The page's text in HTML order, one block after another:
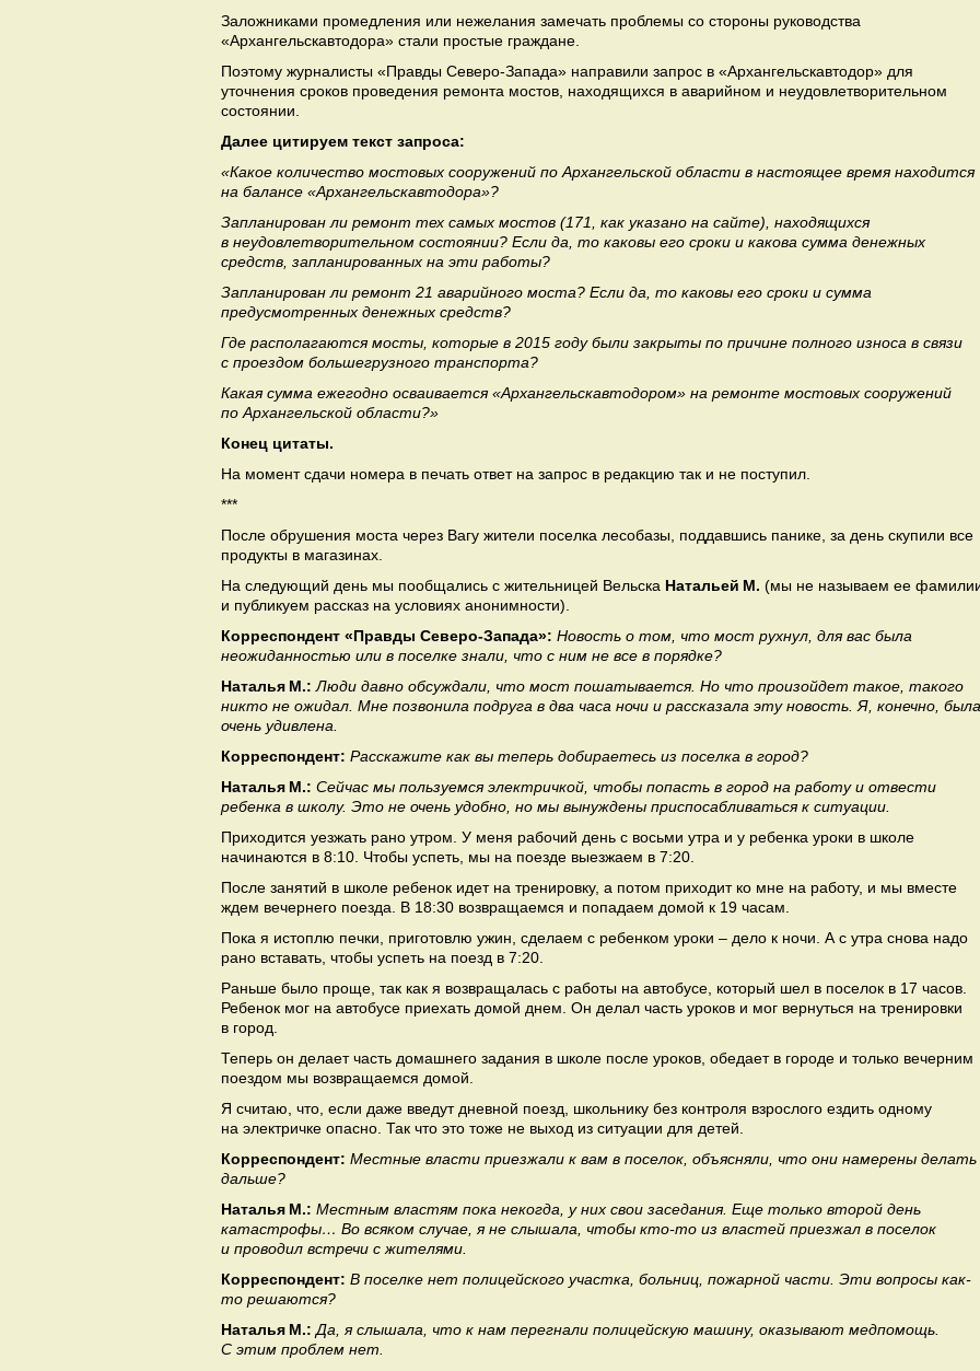
Заложниками промедления или нежелания замечать проблемы со стороны руководства
«Архангельскавтодора» стали простые граждане.
Поэтому журналисты «Правды Северо-Запада» направили запрос в «Архангельскавтодор» для
уточнения сроков проведения ремонта мостов, находящихся в аварийном и неудовлетворительном
состоянии.
Далее цитируем текст запроса:
«Какое количество мостовых сооружений по Архангельской области в настоящее время находится
на балансе «Архангельскавтодора»?
Запланирован ли ремонт тех самых мостов (171, как указано на сайте), находящихся
в неудовлетворительном состоянии? Если да, то каковы его сроки и какова сумма денежных
средств, запланированных на эти работы?
Запланирован ли ремонт 21 аварийного моста? Если да, то каковы его сроки и сумма
предусмотренных денежных средств?
Где располагаются мосты, которые в 2015 году были закрыты по причине полного износа в связи
с проездом большегрузного транспорта?
Какая сумма ежегодно осваивается «Архангельскавтодором» на ремонте мостовых сооружений
по Архангельской области?»
Конец цитаты.
На момент сдачи номера в печать ответ на запрос в редакцию так и не поступил.
***
После обрушения моста через Вагу жители поселка лесобазы, поддавшись панике, за день скупили все
продукты в магазинах.
На следующий день мы пообщались с жительницей Вельска Натальей М. (мы не называем ее
и публикуем рассказ на условиях анонимности).
Корреспондент «Правды Северо-Запада»: Новость о том, что мост рухнул, для вас была
неожиданностью или в поселке знали, что с ним не все в порядке?
Наталья М.: Люди давно обсуждали, что мост пошатывается. Но что произойдет такое, такого
никто не ожидал. Мне позвонила подруга в два часа ночи и рассказала эту новость. Я, конечно, была
очень удивлена.
Корреспондент: Расскажите как вы теперь добираетесь из поселка в город?
Наталья М.: Сейчас мы пользуемся электричкой, чтобы попасть в город на работу и отвести
ребенка в школу. Это не очень удобно, но мы вынуждены приспосабливаться к ситуации.
Приходится уезжать рано утром. У меня рабочий день с восьми утра и у ребенка уроки в школе
начинаются в 8:10. Чтобы успеть, мы на поезде выезжаем в 7:20.
После занятий в школе ребенок идет на тренировку, а потом приходит ко мне на работу, и мы вместе
ждем вечернего поезда. В 18:30 возвращаемся и попадаем домой к 19 часам.
Пока я истоплю печки, приготовлю ужин, сделаем с ребенком уроки – дело к ночи. А с утра снова надо
рано вставать, чтобы успеть на поезд в 7:20.
Раньше было проще, так как я возвращалась с работы на автобусе, который шел в поселок в 17 часов.
Ребенок мог на автобусе приехать домой днем. Он делал часть уроков и мог вернуться на тренировки
в город.
Теперь он делает часть домашнего задания в школе после уроков, обедает в городе и только вечерним
поездом мы возвращаемся домой.
Я считаю, что, если даже введут дневной поезд, школьнику без контроля взрослого ездить одному
на электричке опасно. Так что это тоже не выход из ситуации для детей.
Корреспондент: Местные власти приезжали к вам в поселок, объясняли, что они намерены делать
дальше?
Наталья М.: Местным властям пока некогда, у них свои заседания. Еще только второй день
катастрофы… Во всяком случае, я не слышала, чтобы кто-то из властей приезжал в поселок
и проводил встречи с жителями.
Корреспондент: В поселке нет полицейского участка, больниц, пожарной части. Эти вопросы как-
то решаются?
Наталья М.: Да, я слышала, что к нам перегнали полицейскую машину, оказывают медпомощь.
С этим проблем нет.